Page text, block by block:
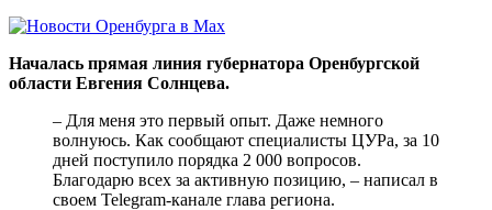
Началась прямая линия губернатора Оренбургской
области Евгения Солнцева.
– Для меня это первый опыт. Даже немного
волнуюсь. Как сообщают специалисты ЦУРа, за 10
дней поступило порядка 2 000 вопросов.
Благодарю всех за активную позицию, – написал в
своем Telegram-канале глава региона.